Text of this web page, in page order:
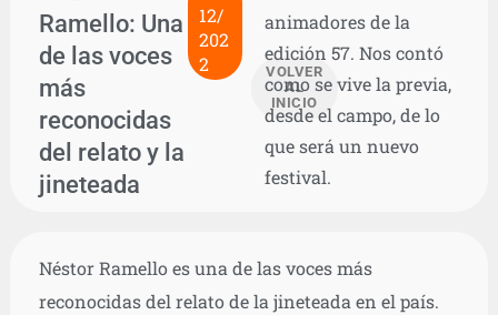
Ramello: Una
de las voces
más
reconocidas
del relato y la
jineteada
12/
202
2
VOLVER
AL
INICIO
animadores de la
edición 57. Nos contó
como se vive la previa,
desde el campo, de lo
que será un nuevo
festival.
Néstor Ramello es una de las voces más
reconocidas del relato de la jineteada en el país.